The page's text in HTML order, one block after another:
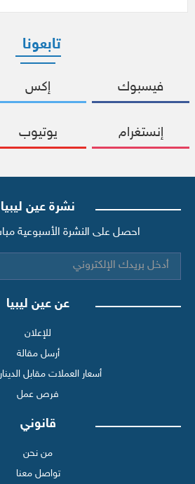
تابعونا
فيسبوك إكس
إنستغرام يوتيوب
نشرة عين ليبيا
احصل على النشرة الأسبوعية
عن عين ليبيا
للإعلان
أرسل مقالة
أسعار العملات مقابل
فرص عمل
قانوني
من نحن
تواصل معنا